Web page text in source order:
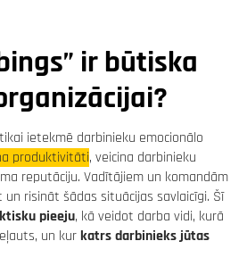
ir būtiska
ietekmē darbinieku emocionālo
produktivitāti, veicina darbinieku
reputāciju. Vadītājiem un komandām
risināt šādas situācijas savlaicīgi. Šī
pieeju, kā veidot darba vidi, kurā
un kurkatrs darbinieks jūtas